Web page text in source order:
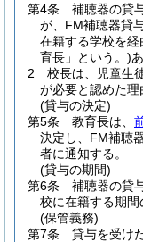
第4条
補聴器の貸
が、FM補聴器貸
在籍する学校を
育長」という。)
2
校長は、児童生
が必要と認めた理
(貸与の決定)
第5条
教育長は、
決定し、FM補聴
者に通知する。
(貸与の期間)
第6条
補聴器の貸
校に在籍する期間
(保管義務)
第7条
貸与を受け